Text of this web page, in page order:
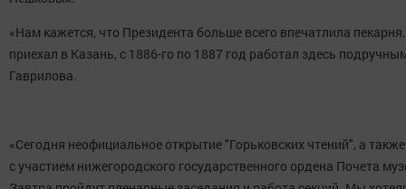
«Нам кажется, что Президента больше всего впечатлила
приехал в Казань, с 1886-го по 1887 год работал здесь
Гаврилова.
«Сегодня неофициальное открытие "Горьковских чтений", а
с участием нижегородского государственного ордена Почета